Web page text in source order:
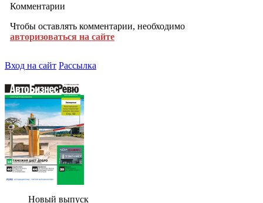
Комментарии
Чтобы оставлять комментарии, необходимо
авторизоваться на сайте
Вход на сайт Рассылка
Новый выпуск